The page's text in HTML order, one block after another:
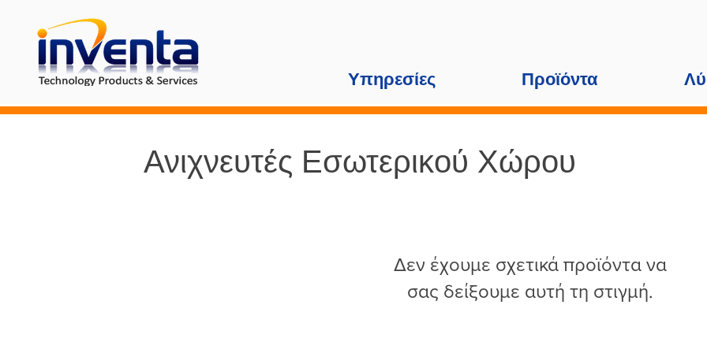
Υπηρεσίες Προϊόντα
Ανιχνευτές Εσωτερικού Χώρου
Δεν έχουμε σχετικά προϊόντα να
σας δείξουμε αυτή τη στιγμή.